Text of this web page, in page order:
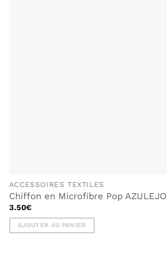
ACCESSOIRES TEXTILES
Chiffon en Microfibre Pop AZULEJO
3.50€
AJOUTER AU PANIER